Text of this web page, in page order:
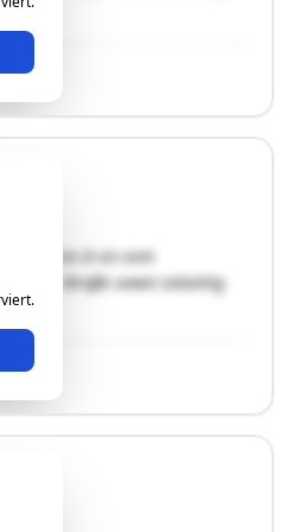
Burg, vis à vis vom
Straße sowie ostseitig